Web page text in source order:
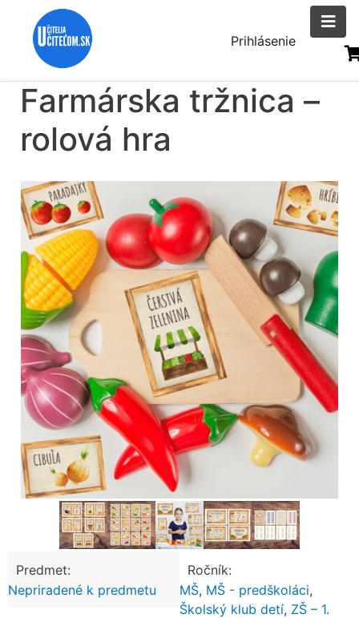
Menu
účtu
Prihlásenie
Farmárska tržnica –
rolová hra
Predmet:
Nepriradené k predmetu
Ročník:
MŠ, MŠ - predškoláci,
Školský klub detí, ZŠ – 1.